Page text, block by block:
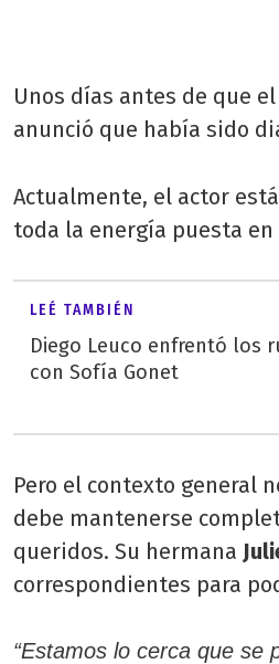
Unos días antes de que
anunció que había sido
Actualmente, el actor
toda la energía puesta
LEÉ TAMBIÉN
Diego Leuco enfrentó los
con Sofía Gonet
Pero el contexto general
debe mantenerse
queridos. Su hermana
correspondientes para
“Estamos lo cerca que se